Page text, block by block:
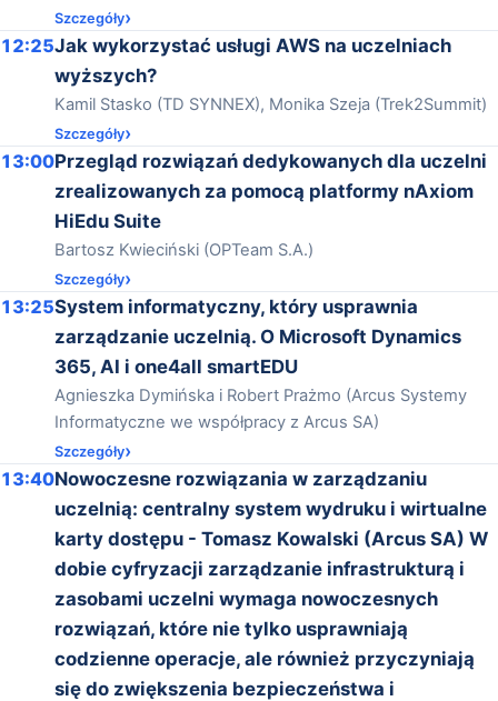
Szczegóły
12:25Jak wykorzystać usługi AWS na uczelniach
wyższych?
Kamil Stasko (TD SYNNEX), Monika Szeja (Trek2Summit)
Szczegóły
13:00Przegląd rozwiązań dedykowanych dla uczelni
zrealizowanych za pomocą platformy nAxiom
HiEdu Suite
Bartosz Kwieciński (OPTeam S.A.)
Szczegóły
13:25System informatyczny, który usprawnia
zarządzanie uczelnią. O Microsoft Dynamics
365, AI i one4all smartEDU
Agnieszka Dymińska i Robert Prażmo (Arcus Systemy
Informatyczne we współpracy z Arcus SA)
Szczegóły
13:40Nowoczesne rozwiązania w zarządzaniu
uczelnią: centralny system wydruku i wirtualne
karty dostępu - Tomasz Kowalski (Arcus SA) W
dobie cyfryzacji zarządzanie infrastrukturą i
zasobami uczelni wymaga nowoczesnych
rozwiązań, które nie tylko usprawniają
codzienne operacje, ale również przyczyniają
się do zwiększenia bezpieczeństwa i